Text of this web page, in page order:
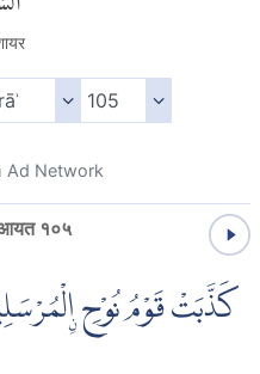
Ad Network
१०५
كَذَّبَتْ قَوْمُ نُوْحِ